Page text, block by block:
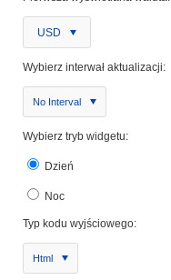
USD
Wybierz interwał aktualizacji:
No Interval
Wybierz tryb widgetu:
Dzień
Noc
Typ kodu wyjściowego:
Html